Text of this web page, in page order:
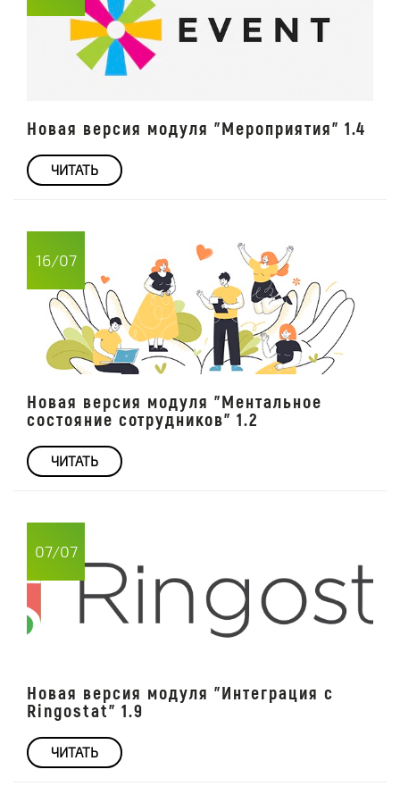
Новая версия модуля "Мероприятия" 1.4
ЧИТАТЬ
16/07
Новая версия модуля "Ментальное
состояние сотрудников" 1.2
ЧИТАТЬ
07/07
Новая версия модуля "Интеграция с
Ringostat" 1.9
ЧИТАТЬ